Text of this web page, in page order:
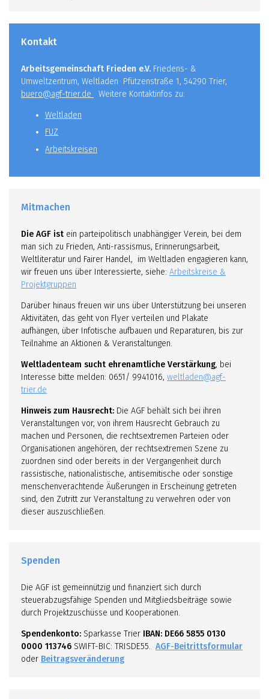
Kontakt
Arbeitsgemeinschaft Frieden e.V. Friedens- &
Umweltzentrum, Weltladen Pfützenstraße 1, 54290 Trier,
buero@agf-trier.de
Weitere Kontaktinfos zu:
Weltladen
FUZ
Arbeitskreisen
Mitmachen
Die AGF ist ein parteipolitisch unabhängiger Verein, bei dem
man sich zu Frieden, Anti-rassismus, Erinnerungsarbeit,
Weltliteratur und Fairer Handel, im Weltladen engagieren kann,
wir freuen uns über Interessierte, siehe: Arbeitskreise &
Projektgruppen
Darüber hinaus freuen wir uns über Unterstützung bei unseren
Aktivitäten, das geht von Flyer verteilen und Plakate
aufhängen, über Infotische aufbauen und Reparaturen, bis zur
Teilnahme an Aktionen & Veranstaltungen.
Weltladenteam sucht ehrenamtliche Verstärkung, bei
Interesse bitte melden: 0651/ 9941016, weltladen@agf-
trier.de
Hinweis zum Hausrecht: Die AGF behält sich bei ihren
Veranstaltungen vor, von ihrem Hausrecht Gebrauch zu
machen und Personen, die rechtsextremen Parteien oder
Organisationen angehören, der rechtsextremen Szene zu
zuordnen sind oder bereits in der Vergangenheit durch
rassistische, nationalistische, antisemitische oder sonstige
menschenverachtende Äußerungen in Erscheinung getreten
sind, den Zutritt zur Veranstaltung zu verwehren oder von
dieser auszuschließen.
Spenden
Die AGF ist gemeinnützig und finanziert sich durch
steuerabzugsfähige Spenden und Mitgliedsbeiträge sowie
durch Projektzuschüsse und Kooperationen.
Spendenkonto: Sparkasse Trier IBAN: DE66 5855 0130
0000 113746 SWIFT-BIC: TRISDE55. AGF-Beitrittsformular
oder Beitragsveränderung